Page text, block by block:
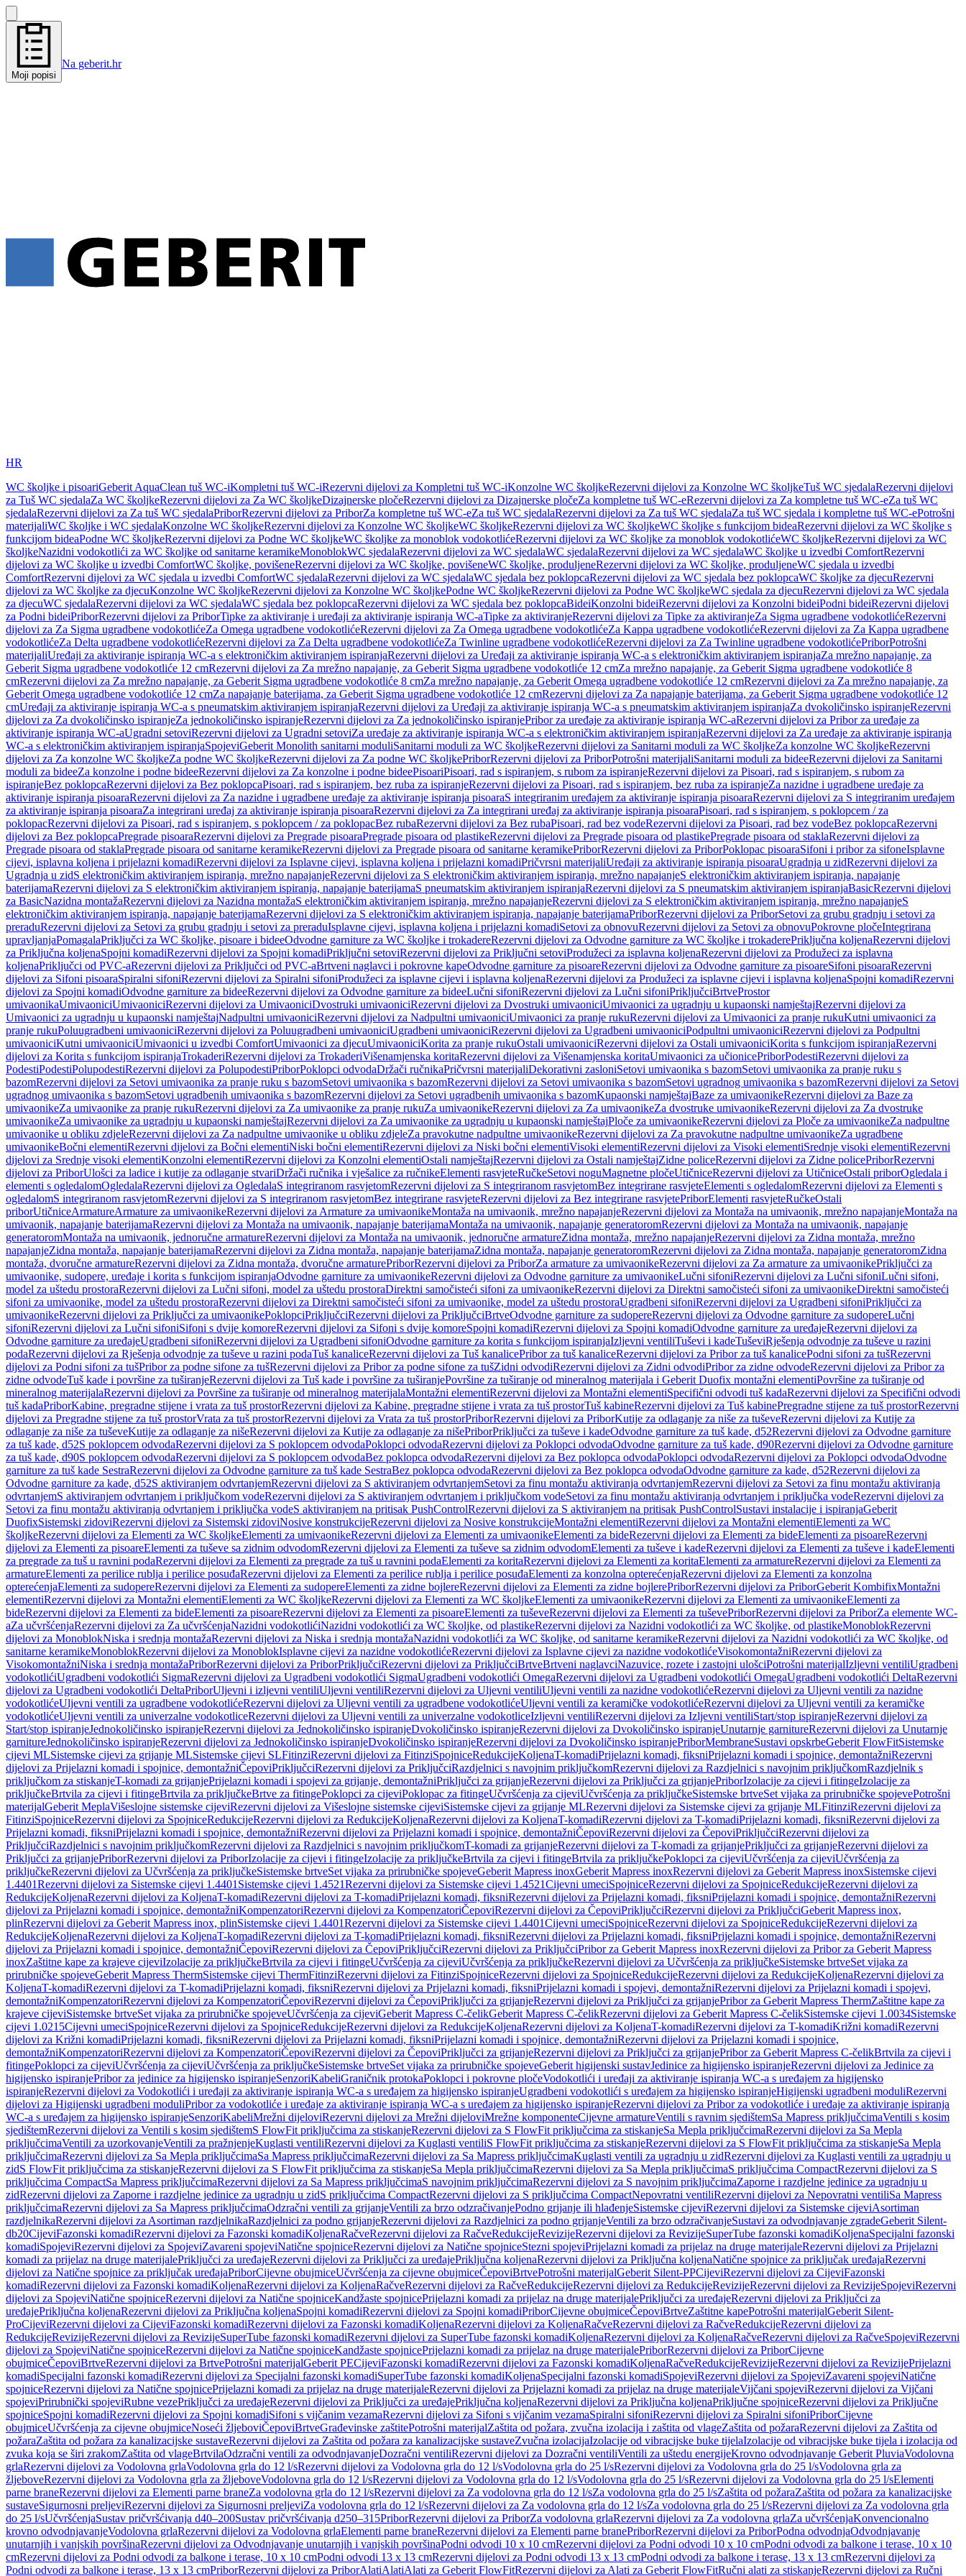
Moji popisi
Na geberit.hr
HR
WC školjke i pisoariGeberit AquaClean tuš WC-iKompletni tuš WC-iRezervni dijelovi za Kompletni tuš WC-iKonzolne WC školjkeRezervni dijelovi za Konzolne WC školjkeTuš WC sjedalaRezervni dijelovi
za Tuš WC sjedalaZa WC školjkeRezervni dijelovi za Za WC školjkeDizajnerske pločeRezervni dijelovi za Dizajnerske pločeZa kompletne tuš WC-eRezervni dijelovi za Za kompletne tuš WC-eZa tuš WC
sjedalaRezervni dijelovi za Za tuš WC sjedalaPriborRezervni dijelovi za PriborZa kompletne tuš WC-eZa tuš WC sjedalaRezervni dijelovi za Za tuš WC sjedalaZa tuš WC sjedala i kompletne tuš WC-ePotrošni
materijaliWC školjke i WC sjedalaKonzolne WC školjkeRezervni dijelovi za Konzolne WC školjkeWC školjkeRezervni dijelovi za WC školjkeWC školjke s funkcijom bideaRezervni dijelovi za WC školjke s
funkcijom bideaPodne WC školjkeRezervni dijelovi za Podne WC školjkeWC školjke za monoblok vodokotlićeRezervni dijelovi za WC školjke za monoblok vodokotlićeWC školjkeRezervni dijelovi za WC
školjkeNazidni vodokotlići za WC školjke od sanitarne keramikeMonoblokWC sjedalaRezervni dijelovi za WC sjedalaWC sjedalaRezervni dijelovi za WC sjedalaWC školjke u izvedbi ComfortRezervni
dijelovi za WC školjke u izvedbi ComfortWC školjke, povišeneRezervni dijelovi za WC školjke, povišeneWC školjke, produljeneRezervni dijelovi za WC školjke, produljeneWC sjedala u izvedbi
ComfortRezervni dijelovi za WC sjedala u izvedbi ComfortWC sjedalaRezervni dijelovi za WC sjedalaWC sjedala bez poklopcaRezervni dijelovi za WC sjedala bez poklopcaWC školjke za djecuRezervni
dijelovi za WC školjke za djecuKonzolne WC školjkeRezervni dijelovi za Konzolne WC školjkePodne WC školjkeRezervni dijelovi za Podne WC školjkeWC sjedala za djecuRezervni dijelovi za WC sjedala
za djecuWC sjedalaRezervni dijelovi za WC sjedalaWC sjedala bez poklopcaRezervni dijelovi za WC sjedala bez poklopcaBideiKonzolni bideiRezervni dijelovi za Konzolni bideiPodni bideiRezervni dijelovi
za Podni bideiPriborRezervni dijelovi za PriborTipke za aktiviranje i uređaji za aktiviranje ispiranja WC-aTipke za aktiviranjeRezervni dijelovi za Tipke za aktiviranjeZa Sigma ugradbene vodokotlićeRezervni
dijelovi za Za Sigma ugradbene vodokotlićeZa Omega ugradbene vodokotlićeRezervni dijelovi za Za Omega ugradbene vodokotlićeZa Kappa ugradbene vodokotlićeRezervni dijelovi za Za Kappa ugradbene
vodokotlićeZa Delta ugradbene vodokotlićeRezervni dijelovi za Za Delta ugradbene vodokotlićeZa Twinline ugradbene vodokotlićeRezervni dijelovi za Za Twinline ugradbene vodokotlićePriborPotrošni
materijaliUređaji za aktiviranje ispiranja WC-a s elektroničkim aktiviranjem ispiranjaRezervni dijelovi za Uređaji za aktiviranje ispiranja WC-a s elektroničkim aktiviranjem ispiranjaZa mrežno napajanje, za
Geberit Sigma ugradbene vodokotliće 12 cmRezervni dijelovi za Za mrežno napajanje, za Geberit Sigma ugradbene vodokotliće 12 cmZa mrežno napajanje, za Geberit Sigma ugradbene vodokotliće 8
cmRezervni dijelovi za Za mrežno napajanje, za Geberit Sigma ugradbene vodokotliće 8 cmZa mrežno napajanje, za Geberit Omega ugradbene vodokotliće 12 cmRezervni dijelovi za Za mrežno napajanje, za
Geberit Omega ugradbene vodokotliće 12 cmZa napajanje baterijama, za Geberit Sigma ugradbene vodokotliće 12 cmRezervni dijelovi za Za napajanje baterijama, za Geberit Sigma ugradbene vodokotliće 12
cmUređaji za aktiviranje ispiranja WC-a s pneumatskim aktiviranjem ispiranjaRezervni dijelovi za Uređaji za aktiviranje ispiranja WC-a s pneumatskim aktiviranjem ispiranjaZa dvokoličinsko ispiranjeRezervni
dijelovi za Za dvokoličinsko ispiranjeZa jednokoličinsko ispiranjeRezervni dijelovi za Za jednokoličinsko ispiranjePribor za uređaje za aktiviranje ispiranja WC-aRezervni dijelovi za Pribor za uređaje za
aktiviranje ispiranja WC-aUgradni setoviRezervni dijelovi za Ugradni setoviZa uređaje za aktiviranje ispiranja WC-a s elektroničkim aktiviranjem ispiranjaRezervni dijelovi za Za uređaje za aktiviranje ispiranja
WC-a s elektroničkim aktiviranjem ispiranjaSpojeviGeberit Monolith sanitarni moduliSanitarni moduli za WC školjkeRezervni dijelovi za Sanitarni moduli za WC školjkeZa konzolne WC školjkeRezervni
dijelovi za Za konzolne WC školjkeZa podne WC školjkeRezervni dijelovi za Za podne WC školjkePriborRezervni dijelovi za PriborPotrošni materijaliSanitarni moduli za bideeRezervni dijelovi za Sanitarni
moduli za bideeZa konzolne i podne bideeRezervni dijelovi za Za konzolne i podne bideePisoariPisoari, rad s ispiranjem, s rubom za ispiranjeRezervni dijelovi za Pisoari, rad s ispiranjem, s rubom za
ispiranjeBez poklopcaRezervni dijelovi za Bez poklopcaPisoari, rad s ispiranjem, bez ruba za ispiranjeRezervni dijelovi za Pisoari, rad s ispiranjem, bez ruba za ispiranjeZa nazidne i ugradbene uređaje za
aktiviranje ispiranja pisoaraRezervni dijelovi za Za nazidne i ugradbene uređaje za aktiviranje ispiranja pisoaraS integriranim uređajem za aktiviranje ispiranja pisoaraRezervni dijelovi za S integriranim uređajem
za aktiviranje ispiranja pisoaraZa integrirani uređaj za aktiviranje ispiranja pisoaraRezervni dijelovi za Za integrirani uređaj za aktiviranje ispiranja pisoaraPisoari, rad s ispiranjem, s poklopcem / za
poklopacRezervni dijelovi za Pisoari, rad s ispiranjem, s poklopcem / za poklopacBez rubaRezervni dijelovi za Bez rubaPisoari, rad bez vodeRezervni dijelovi za Pisoari, rad bez vodeBez poklopcaRezervni
dijelovi za Bez poklopcaPregrade pisoaraRezervni dijelovi za Pregrade pisoaraPregrade pisoara od plastikeRezervni dijelovi za Pregrade pisoara od plastikePregrade pisoara od staklaRezervni dijelovi za
Pregrade pisoara od staklaPregrade pisoara od sanitarne keramikeRezervni dijelovi za Pregrade pisoara od sanitarne keramikePriborRezervni dijelovi za PriborPoklopac pisoaraSifoni i pribor za sifoneIsplavne
cijevi, isplavna koljena i prijelazni komadiRezervni dijelovi za Isplavne cijevi, isplavna koljena i prijelazni komadiPričvrsni materijaliUređaji za aktiviranje ispiranja pisoaraUgradnja u zidRezervni dijelovi za
Ugradnja u zidS elektroničkim aktiviranjem ispiranja, mrežno napajanjeRezervni dijelovi za S elektroničkim aktiviranjem ispiranja, mrežno napajanjeS elektroničkim aktiviranjem ispiranja, napajanje
baterijamaRezervni dijelovi za S elektroničkim aktiviranjem ispiranja, napajanje baterijamaS pneumatskim aktiviranjem ispiranjaRezervni dijelovi za S pneumatskim aktiviranjem ispiranjaBasicRezervni dijelovi
za BasicNazidna montažaRezervni dijelovi za Nazidna montažaS elektroničkim aktiviranjem ispiranja, mrežno napajanjeRezervni dijelovi za S elektroničkim aktiviranjem ispiranja, mrežno napajanjeS
elektroničkim aktiviranjem ispiranja, napajanje baterijamaRezervni dijelovi za S elektroničkim aktiviranjem ispiranja, napajanje baterijamaPriborRezervni dijelovi za PriborSetovi za grubu gradnju i setovi za
preraduRezervni dijelovi za Setovi za grubu gradnju i setovi za preraduIsplavne cijevi, isplavna koljena i prijelazni komadiSetovi za obnovuRezervni dijelovi za Setovi za obnovuPokrovne pločeIntegrirana
upravljanjaPomagalaPriključci za WC školjke, pisoare i bideeOdvodne garniture za WC školjke i trokadereRezervni dijelovi za Odvodne garniture za WC školjke i trokaderePriključna koljenaRezervni dijelovi
za Priključna koljenaSpojni komadiRezervni dijelovi za Spojni komadiPriključni setoviRezervni dijelovi za Priključni setoviProdužeci za isplavna koljenaRezervni dijelovi za Produžeci za isplavna
koljenaPriključci od PVC-aRezervni dijelovi za Priključci od PVC-aBrtveni naglavci i pokrovne kapeOdvodne garniture za pisoareRezervni dijelovi za Odvodne garniture za pisoareSifoni pisoaraRezervni
dijelovi za Sifoni pisoaraSpiralni sifoniRezervni dijelovi za Spiralni sifoniProdužeci za isplavne cijevi i isplavna koljenaRezervni dijelovi za Produžeci za isplavne cijevi i isplavna koljenaSpojni komadiRezervni
dijelovi za Spojni komadiOdvodne garniture za bideeRezervni dijelovi za Odvodne garniture za bideeLučni sifoniRezervni dijelovi za Lučni sifoniPriključciBrtveProstor
umivaonikaUmivaoniciUmivaoniciRezervni dijelovi za UmivaoniciDvostruki umivaoniciRezervni dijelovi za Dvostruki umivaoniciUmivaonici za ugradnju u kupaonski namještajRezervni dijelovi za
Umivaonici za ugradnju u kupaonski namještajNadpultni umivaoniciRezervni dijelovi za Nadpultni umivaoniciUmivaonici za pranje rukuRezervni dijelovi za Umivaonici za pranje rukuKutni umivaonici za
pranje rukuPoluugradbeni umivaoniciRezervni dijelovi za Poluugradbeni umivaoniciUgradbeni umivaoniciRezervni dijelovi za Ugradbeni umivaoniciPodpultni umivaoniciRezervni dijelovi za Podpultni
umivaoniciKutni umivaoniciUmivaonici u izvedbi ComfortUmivaonici za djecuUmivaoniciKorita za pranje rukuOstali umivaoniciRezervni dijelovi za Ostali umivaoniciKorita s funkcijom ispiranjaRezervni
dijelovi za Korita s funkcijom ispiranjaTrokaderiRezervni dijelovi za TrokaderiVišenamjenska koritaRezervni dijelovi za Višenamjenska koritaUmivaonici za učionicePriborPodestiRezervni dijelovi za
PodestiPodestiPolupodestiRezervni dijelovi za PolupodestiPriborPoklopci odvodaDržači ručnikaPričvrsni materijaliDekorativni zasloniSetovi umivaonika s bazomSetovi umivaonika za pranje ruku s
bazomRezervni dijelovi za Setovi umivaonika za pranje ruku s bazomSetovi umivaonika s bazomRezervni dijelovi za Setovi umivaonika s bazomSetovi ugradnog umivaonika s bazomRezervni dijelovi za Setovi
ugradnog umivaonika s bazomSetovi ugradbenih umivaonika s bazomRezervni dijelovi za Setovi ugradbenih umivaonika s bazomKupaonski namještajBaze za umivaonikeRezervni dijelovi za Baze za
umivaonikeZa umivaonike za pranje rukuRezervni dijelovi za Za umivaonike za pranje rukuZa umivaonikeRezervni dijelovi za Za umivaonikeZa dvostruke umivaonikeRezervni dijelovi za Za dvostruke
umivaonikeZa umivaonike za ugradnju u kupaonski namještajRezervni dijelovi za Za umivaonike za ugradnju u kupaonski namještajPloče za umivaonikeRezervni dijelovi za Ploče za umivaonikeZa nadpultne
umivaonike u obliku zdjeleRezervni dijelovi za Za nadpultne umivaonike u obliku zdjeleZa pravokutne nadpultne umivaonikeRezervni dijelovi za Za pravokutne nadpultne umivaonikeZa ugradbene
umivaonikeBočni elementiRezervni dijelovi za Bočni elementiNiski bočni elementiRezervni dijelovi za Niski bočni elementiVisoki elementiRezervni dijelovi za Visoki elementiSrednje visoki elementiRezervni
dijelovi za Srednje visoki elementiKonzolni elementiRezervni dijelovi za Konzolni elementiOstali namještajRezervni dijelovi za Ostali namještajZidne policeRezervni dijelovi za Zidne policePriborRezervni
dijelovi za PriborUlošci za ladice i kutije za odlaganje stvariDržači ručnika i vješalice za ručnikeElementi rasvjeteRučkeSetovi noguMagnetne pločeUtičniceRezervni dijelovi za UtičniceOstali priborOgledala i
elementi s ogledalomOgledalaRezervni dijelovi za OgledalaS integriranom rasvjetomRezervni dijelovi za S integriranom rasvjetomBez integrirane rasvjeteElementi s ogledalomRezervni dijelovi za Elementi s
ogledalomS integriranom rasvjetomRezervni dijelovi za S integriranom rasvjetomBez integrirane rasvjeteRezervni dijelovi za Bez integrirane rasvjetePriborElementi rasvjeteRučkeOstali
priborUtičniceArmatureArmature za umivaonikeRezervni dijelovi za Armature za umivaonikeMontaža na umivaonik, mrežno napajanjeRezervni dijelovi za Montaža na umivaonik, mrežno napajanjeMontaža na
umivaonik, napajanje baterijamaRezervni dijelovi za Montaža na umivaonik, napajanje baterijamaMontaža na umivaonik, napajanje generatoromRezervni dijelovi za Montaža na umivaonik, napajanje
generatoromMontaža na umivaonik, jednoručne armatureRezervni dijelovi za Montaža na umivaonik, jednoručne armatureZidna montaža, mrežno napajanjeRezervni dijelovi za Zidna montaža, mrežno
napajanjeZidna montaža, napajanje baterijamaRezervni dijelovi za Zidna montaža, napajanje baterijamaZidna montaža, napajanje generatoromRezervni dijelovi za Zidna montaža, napajanje generatoromZidna
montaža, dvoručne armatureRezervni dijelovi za Zidna montaža, dvoručne armaturePriborRezervni dijelovi za PriborZa armature za umivaonikeRezervni dijelovi za Za armature za umivaonikePriključci za
umivaonike, sudopere, uređaje i korita s funkcijom ispiranjaOdvodne garniture za umivaonikeRezervni dijelovi za Odvodne garniture za umivaonikeLučni sifoniRezervni dijelovi za Lučni sifoniLučni sifoni,
model za uštedu prostoraRezervni dijelovi za Lučni sifoni, model za uštedu prostoraDirektni samočisteći sifoni za umivaonikeRezervni dijelovi za Direktni samočisteći sifoni za umivaonikeDirektni samočisteći
sifoni za umivaonike, model za uštedu prostoraRezervni dijelovi za Direktni samočisteći sifoni za umivaonike, model za uštedu prostoraUgradbeni sifoniRezervni dijelovi za Ugradbeni sifoniPriključci za
umivaonikeRezervni dijelovi za Priključci za umivaonikePoklopciPriključciRezervni dijelovi za PriključciBrtveOdvodne garniture za sudopereRezervni dijelovi za Odvodne garniture za sudopereLučni
sifoniRezervni dijelovi za Lučni sifoniSifoni s dvije komoreRezervni dijelovi za Sifoni s dvije komoreSpojni komadiRezervni dijelovi za Spojni komadiOdvodne garniture za uređajeRezervni dijelovi za
Odvodne garniture za uređajeUgradbeni sifoniRezervni dijelovi za Ugradbeni sifoniOdvodne garniture za korita s funkcijom ispiranjaIzljevni ventiliTuševi i kadeTuševiRješenja odvodnje za tuševe u razini
podaRezervni dijelovi za Rješenja odvodnje za tuševe u razini podaTuš kanaliceRezervni dijelovi za Tuš kanalicePribor za tuš kanaliceRezervni dijelovi za Pribor za tuš kanalicePodni sifoni za tušRezervni
dijelovi za Podni sifoni za tušPribor za podne sifone za tušRezervni dijelovi za Pribor za podne sifone za tušZidni odvodiRezervni dijelovi za Zidni odvodiPribor za zidne odvodeRezervni dijelovi za Pribor za
zidne odvodeTuš kade i površine za tuširanjeRezervni dijelovi za Tuš kade i površine za tuširanjePovršine za tuširanje od mineralnog materijala i Geberit Duofix montažni elementiPovršine za tuširanje od
mineralnog materijalaRezervni dijelovi za Površine za tuširanje od mineralnog materijalaMontažni elementiRezervni dijelovi za Montažni elementiSpecifični odvodi tuš kadaRezervni dijelovi za Specifični odvodi
tuš kadaPriborKabine, pregradne stijene i vrata za tuš prostorRezervni dijelovi za Kabine, pregradne stijene i vrata za tuš prostorTuš kabineRezervni dijelovi za Tuš kabinePregradne stijene za tuš prostorRezervni
dijelovi za Pregradne stijene za tuš prostorVrata za tuš prostorRezervni dijelovi za Vrata za tuš prostorPriborRezervni dijelovi za PriborKutije za odlaganje za niše za tuševeRezervni dijelovi za Kutije za
odlaganje za niše za tuševeKutije za odlaganje za nišeRezervni dijelovi za Kutije za odlaganje za nišePriborPriključci za tuševe i kadeOdvodne garniture za tuš kade, d52Rezervni dijelovi za Odvodne garniture
za tuš kade, d52S poklopcem odvodaRezervni dijelovi za S poklopcem odvodaPoklopci odvodaRezervni dijelovi za Poklopci odvodaOdvodne garniture za tuš kade, d90Rezervni dijelovi za Odvodne garniture
za tuš kade, d90S poklopcem odvodaRezervni dijelovi za S poklopcem odvodaBez poklopca odvodaRezervni dijelovi za Bez poklopca odvodaPoklopci odvodaRezervni dijelovi za Poklopci odvodaOdvodne
garniture za tuš kade SestraRezervni dijelovi za Odvodne garniture za tuš kade SestraBez poklopca odvodaRezervni dijelovi za Bez poklopca odvodaOdvodne garniture za kade, d52Rezervni dijelovi za
Odvodne garniture za kade, d52S aktiviranjem odvrtanjemRezervni dijelovi za S aktiviranjem odvrtanjemSetovi za finu montažu aktiviranja odvrtanjemRezervni dijelovi za Setovi za finu montažu aktiviranja
odvrtanjemS aktiviranjem odvrtanjem i priključkom vodeRezervni dijelovi za S aktiviranjem odvrtanjem i priključkom vodeSetovi za finu montažu aktiviranja odvrtanjem i priključka vodeRezervni dijelovi za
Setovi za finu montažu aktiviranja odvrtanjem i priključka vodeS aktiviranjem na pritisak PushControlRezervni dijelovi za S aktiviranjem na pritisak PushControlSustavi instalacije i ispiranjaGeberit
DuofixSistemski zidoviRezervni dijelovi za Sistemski zidoviNosive konstrukcijeRezervni dijelovi za Nosive konstrukcijeMontažni elementiRezervni dijelovi za Montažni elementiElementi za WC
školjkeRezervni dijelovi za Elementi za WC školjkeElementi za umivaonikeRezervni dijelovi za Elementi za umivaonikeElementi za bideRezervni dijelovi za Elementi za bideElementi za pisoareRezervni
dijelovi za Elementi za pisoareElementi za tuševe sa zidnim odvodomRezervni dijelovi za Elementi za tuševe sa zidnim odvodomElementi za tuševe i kadeRezervni dijelovi za Elementi za tuševe i kadeElementi
za pregrade za tuš u ravnini podaRezervni dijelovi za Elementi za pregrade za tuš u ravnini podaElementi za koritaRezervni dijelovi za Elementi za koritaElementi za armatureRezervni dijelovi za Elementi za
armatureElementi za perilice rublja i perilice posuđaRezervni dijelovi za Elementi za perilice rublja i perilice posuđaElementi za konzolna opterećenjaRezervni dijelovi za Elementi za konzolna
opterećenjaElementi za sudopereRezervni dijelovi za Elementi za sudopereElementi za zidne bojlereRezervni dijelovi za Elementi za zidne bojlerePriborRezervni dijelovi za PriborGeberit KombifixMontažni
elementiRezervni dijelovi za Montažni elementiElementi za WC školjkeRezervni dijelovi za Elementi za WC školjkeElementi za umivaonikeRezervni dijelovi za Elementi za umivaonikeElementi za
bideRezervni dijelovi za Elementi za bideElementi za pisoareRezervni dijelovi za Elementi za pisoareElementi za tuševeRezervni dijelovi za Elementi za tuševePriborRezervni dijelovi za PriborZa elemente WC-
aZa učvršćenjaRezervni dijelovi za Za učvršćenjaNazidni vodokotlićiNazidni vodokotlići za WC školjke, od plastikeRezervni dijelovi za Nazidni vodokotlići za WC školjke, od plastikeMonoblokRezervni
dijelovi za MonoblokNiska i srednja montažaRezervni dijelovi za Niska i srednja montažaNazidni vodokotlići za WC školjke, od sanitarne keramikeRezervni dijelovi za Nazidni vodokotlići za WC školjke, od
sanitarne keramikeMonoblokRezervni dijelovi za MonoblokIsplavne cijevi za nazidne vodokotlićeRezervni dijelovi za Isplavne cijevi za nazidne vodokotlićeVisokomontažniRezervni dijelovi za
VisokomontažniNiska i srednja montažaPriborRezervni dijelovi za PriborPriključciRezervni dijelovi za PriključciBrtveBrtveni naglavciNazuvice, rozete i zastojni ulošciPotrošni materijalIzljevni ventiliUgradbeni
vodokotlićiUgradbeni vodokotlići SigmaRezervni dijelovi za Ugradbeni vodokotlići SigmaUgradbeni vodokotlići OmegaRezervni dijelovi za Ugradbeni vodokotlići OmegaUgradbeni vodokotlići DeltaRezervni
dijelovi za Ugradbeni vodokotlići DeltaPriborUljevni i izljevni ventiliUljevni ventiliRezervni dijelovi za Uljevni ventiliUljevni ventili za nazidne vodokotlićeRezervni dijelovi za Uljevni ventili za nazidne
vodokotlićeUljevni ventili za ugradbene vodokotlićeRezervni dijelovi za Uljevni ventili za ugradbene vodokotlićeUljevni ventili za keramičke vodokotlićeRezervni dijelovi za Uljevni ventili za keramičke
vodokotlićeUljevni ventili za univerzalne vodokotliceRezervni dijelovi za Uljevni ventili za univerzalne vodokotliceIzljevni ventiliRezervni dijelovi za Izljevni ventiliStart/stop ispiranjeRezervni dijelovi za
Start/stop ispiranjeJednokoličinsko ispiranjeRezervni dijelovi za Jednokoličinsko ispiranjeDvokoličinsko ispiranjeRezervni dijelovi za Dvokoličinsko ispiranjeUnutarnje garnitureRezervni dijelovi za Unutarnje
garnitureJednokoličinsko ispiranjeRezervni dijelovi za Jednokoličinsko ispiranjeDvokoličinsko ispiranjeRezervni dijelovi za Dvokoličinsko ispiranjePriborMembraneSustavi opskrbeGeberit FlowFitSistemske
cijevi MLSistemske cijevi za grijanje MLSistemske cijevi SLFitinziRezervni dijelovi za FitinziSpojniceRedukcijeKoljenaT-komadiPrijelazni komadi, fiksniPrijelazni komadi i spojnice, demontažniRezervni
dijelovi za Prijelazni komadi i spojnice, demontažniČepoviPriključciRezervni dijelovi za PriključciRazdjelnici s navojnim priključkomRezervni dijelovi za Razdjelnici s navojnim priključkomRazdjelnik s
priključkom za stiskanjeT-komadi za grijanjePrijelazni komadi i spojevi za grijanje, demontažniPriključci za grijanjeRezervni dijelovi za Priključci za grijanjePriborIzolacije za cijevi i fitingeIzolacije za
priključkeBrtvila za cijevi i fitingeBrtvila za priključkeBrtve za fitingePoklopci za cijeviPoklopac za fitingeUčvršćenja za cijeviUčvršćenja za priključkeSistemske brtveSet vijaka za prirubničke spojevePotrošni
materijalGeberit MeplaVišeslojne sistemske cijeviRezervni dijelovi za Višeslojne sistemske cijeviSistemske cijevi za grijanje MLRezervni dijelovi za Sistemske cijevi za grijanje MLFitinziRezervni dijelovi za
FitinziSpojniceRezervni dijelovi za SpojniceRedukcijeRezervni dijelovi za RedukcijeKoljenaRezervni dijelovi za KoljenaT-komadiRezervni dijelovi za T-komadiPrijelazni komadi, fiksniRezervni dijelovi za
Prijelazni komadi, fiksniPrijelazni komadi i spojnice, demontažniRezervni dijelovi za Prijelazni komadi i spojnice, demontažniČepoviRezervni dijelovi za ČepoviPriključciRezervni dijelovi za
PriključciRazdjelnici s navojnim priključkomRezervni dijelovi za Razdjelnici s navojnim priključkomT-komadi za grijanjeRezervni dijelovi za T-komadi za grijanjePriključci za grijanjeRezervni dijelovi za
Priključci za grijanjePriborRezervni dijelovi za PriborIzolacije za cijevi i fitingeIzolacije za priključkeBrtvila za cijevi i fitingeBrtvila za priključkePoklopci za cijeviUčvršćenja za cijeviUčvršćenja za
priključkeRezervni dijelovi za Učvršćenja za priključkeSistemske brtveSet vijaka za prirubničke spojeveGeberit Mapress inoxGeberit Mapress inoxRezervni dijelovi za Geberit Mapress inoxSistemske cijevi
1.4401Rezervni dijelovi za Sistemske cijevi 1.4401 Sistemske cijevi 1.4521Rezervni dijelovi za Sistemske cijevi 1.4521Cijevni umeciSpojniceRezervni dijelovi za SpojniceRedukcijeRezervni dijelovi za
RedukcijeKoljenaRezervni dijelovi za KoljenaT-komadiRezervni dijelovi za T-komadiPrijelazni komadi, fiksniRezervni dijelovi za Prijelazni komadi, fiksniPrijelazni komadi i spojnice, demontažniRezervni
dijelovi za Prijelazni komadi i spojnice, demontažniKompenzatoriRezervni dijelovi za KompenzatoriČepoviRezervni dijelovi za ČepoviPriključciRezervni dijelovi za PriključciGeberit Mapress inox,
plinRezervni dijelovi za Geberit Mapress inox, plinSistemske cijevi 1.4401Rezervni dijelovi za Sistemske cijevi 1.4401Cijevni umeciSpojniceRezervni dijelovi za SpojniceRedukcijeRezervni dijelovi za
RedukcijeKoljenaRezervni dijelovi za KoljenaT-komadiRezervni dijelovi za T-komadiPrijelazni komadi, fiksniRezervni dijelovi za Prijelazni komadi, fiksniPrijelazni komadi i spojnice, demontažniRezervni
dijelovi za Prijelazni komadi i spojnice, demontažniČepoviRezervni dijelovi za ČepoviPriključciRezervni dijelovi za PriključciPribor za Geberit Mapress inoxRezervni dijelovi za Pribor za Geberit Mapress
inoxZaštitne kape za krajeve cijeviIzolacije za priključkeBrtvila za cijevi i fitingeUčvršćenja za cijeviUčvršćenja za priključkeRezervni dijelovi za Učvršćenja za priključkeSistemske brtveSet vijaka za
prirubničke spojeveGeberit Mapress ThermSistemske cijevi ThermFitinziRezervni dijelovi za FitinziSpojniceRezervni dijelovi za SpojniceRedukcijeRezervni dijelovi za RedukcijeKoljenaRezervni dijelovi za
KoljenaT-komadiRezervni dijelovi za T-komadiPrijelazni komadi, fiksniRezervni dijelovi za Prijelazni komadi, fiksniPrijelazni komadi i spojevi, demontažniRezervni dijelovi za Prijelazni komadi i spojevi,
demontažniKompenzatoriRezervni dijelovi za KompenzatoriČepoviRezervni dijelovi za ČepoviPriključci za grijanjeRezervni dijelovi za Priključci za grijanjePribor za Geberit Mapress ThermZaštitne kape za
krajeve cijeviSistemske brtveSet vijaka za prirubničke spojeveUčvršćenja za cijeviGeberit Mapress C-čelikGeberit Mapress C-čelikRezervni dijelovi za Geberit Mapress C-čelikSistemske cijevi 1.0034Sistemske
cijevi 1.0215Cijevni umeciSpojniceRezervni dijelovi za SpojniceRedukcijeRezervni dijelovi za RedukcijeKoljenaRezervni dijelovi za KoljenaT-komadiRezervni dijelovi za T-komadiKrižni komadiRezervni
dijelovi za Križni komadiPrijelazni komadi, fiksniRezervni dijelovi za Prijelazni komadi, fiksniPrijelazni komadi i spojnice, demontažniRezervni dijelovi za Prijelazni komadi i spojnice,
demontažniKompenzatoriRezervni dijelovi za KompenzatoriČepoviRezervni dijelovi za ČepoviPriključci za grijanjeRezervni dijelovi za Priključci za grijanjePribor za Geberit Mapress C-čelikBrtvila za cijevi i
fitingePoklopci za cijeviUčvršćenja za cijeviUčvršćenja za priključkeSistemske brtveSet vijaka za prirubničke spojeveGeberit higijenski sustavJedinice za higijensko ispiranjeRezervni dijelovi za Jedinice za
higijensko ispiranjePribor za jedinice za higijensko ispiranjeSenzoriKabeliGraničnik protokaPoklopci i pokrovne pločeVodokotlići i uređaji za aktiviranje ispiranja WC-a s uređajem za higijensko
ispiranjeRezervni dijelovi za Vodokotlići i uređaji za aktiviranje ispiranja WC-a s uređajem za higijensko ispiranjeUgradbeni vodokotlići s uređajem za higijensko ispiranjeHigijenski ugradbeni moduliRezervni
dijelovi za Higijenski ugradbeni moduliPribor za vodokotliće i uređaje za aktiviranje ispiranja WC-a s uređajem za higijensko ispiranjeRezervni dijelovi za Pribor za vodokotliće i uređaje za aktiviranje ispiranja
WC-a s uređajem za higijensko ispiranjeSenzoriKabeliMrežni dijeloviRezervni dijelovi za Mrežni dijeloviMrežne komponenteCijevne armatureVentili s ravnim sjedištemSa Mapress priključcimaVentili s kosim
sjedištemRezervni dijelovi za Ventili s kosim sjedištemS FlowFit priključcima za stiskanjeRezervni dijelovi za S FlowFit priključcima za stiskanjeSa Mepla priključcimaRezervni dijelovi za Sa Mepla
priključcimaVentili za uzorkovanjeVentili za pražnjenjeKuglasti ventiliRezervni dijelovi za Kuglasti ventiliS FlowFit priključcima za stiskanjeRezervni dijelovi za S FlowFit priključcima za stiskanjeSa Mepla
priključcimaRezervni dijelovi za Sa Mepla priključcimaSa Mapress priključcimaRezervni dijelovi za Sa Mapress priključcimaKuglasti ventili za ugradnju u zidRezervni dijelovi za Kuglasti ventili za ugradnju u
zidS FlowFit priključcima za stiskanjeRezervni dijelovi za S FlowFit priključcima za stiskanjeSa Mepla priključcimaRezervni dijelovi za Sa Mepla priključcimaS priključcima CompactRezervni dijelovi za S
priključcima CompactSa Mapress priključcimaRezervni dijelovi za Sa Mapress priključcimaS navojnim priključcimaRezervni dijelovi za S navojnim priključcimaZaporne i razdjelne jedinice za ugradnju u
zidRezervni dijelovi za Zaporne i razdjelne jedinice za ugradnju u zidS priključcima CompactRezervni dijelovi za S priključcima CompactNepovratni ventiliRezervni dijelovi za Nepovratni ventiliSa Mapress
priključcimaRezervni dijelovi za Sa Mapress priključcimaOdzračni ventili za grijanjeVentili za brzo odzračivanjePodno grijanje ili hlađenjeSistemske cijeviRezervni dijelovi za Sistemske cijeviAsortiman
razdjelnikaRezervni dijelovi za Asortiman razdjelnikaRazdjelnici za podno grijanjeRezervni dijelovi za Razdjelnici za podno grijanjeVentili za brzo odzračivanjeSustavi za odvodnjavanje zgradeGeberit Silent-
db20CijeviFazonski komadiRezervni dijelovi za Fazonski komadiKoljenaRačveRezervni dijelovi za RačveRedukcijeRevizijeRezervni dijelovi za RevizijeSuperTube fazonski komadiKoljenaSpecijalni fazonski
komadiSpojeviRezervni dijelovi za SpojeviZavareni spojeviNatične spojniceRezervni dijelovi za Natične spojniceStezni spojeviPrijelazni komadi za prijelaz na druge materijaleRezervni dijelovi za Prijelazni
komadi za prijelaz na druge materijalePriključci za uređajeRezervni dijelovi za Priključci za uređajePriključna koljenaRezervni dijelovi za Priključna koljenaNatične spojnice za priključak uređajaRezervni
dijelovi za Natične spojnice za priključak uređajaPriborCijevne obujmiceUčvršćenja za cijevne obujmiceČepoviBrtvePotrošni materijalGeberit Silent-PPCijeviRezervni dijelovi za CijeviFazonski
komadiRezervni dijelovi za Fazonski komadiKoljenaRezervni dijelovi za KoljenaRačveRezervni dijelovi za RačveRedukcijeRezervni dijelovi za RedukcijeRevizijeRezervni dijelovi za RevizijeSpojeviRezervni
dijelovi za SpojeviNatične spojniceRezervni dijelovi za Natične spojniceKandžaste spojnicePrijelazni komadi za prijelaz na druge materijalePriključci za uređajeRezervni dijelovi za Priključci za
uređajePriključna koljenaRezervni dijelovi za Priključna koljenaSpojni komadiRezervni dijelovi za Spojni komadiPriborCijevne obujmiceČepoviBrtveZaštitne kapePotrošni materijalGeberit Silent-
ProCijeviRezervni dijelovi za CijeviFazonski komadiRezervni dijelovi za Fazonski komadiKoljenaRezervni dijelovi za KoljenaRačveRezervni dijelovi za RačveRedukcijeRezervni dijelovi za
RedukcijeRevizijeRezervni dijelovi za RevizijeSuperTube fazonski komadiRezervni dijelovi za SuperTube fazonski komadiKoljenaRezervni dijelovi za KoljenaRačveRezervni dijelovi za RačveSpojeviRezervni
dijelovi za SpojeviNatične spojniceRezervni dijelovi za Natične spojniceKandžaste spojnicePrijelazni komadi za prijelaz na druge materijalePriborRezervni dijelovi za PriborCijevne
obujmiceČepoviBrtveRezervni dijelovi za BrtvePotrošni materijalGeberit PECijeviFazonski komadiRezervni dijelovi za Fazonski komadiKoljenaRačveRedukcijeRevizijeRezervni dijelovi za RevizijePrijelazni
komadiSpecijalni fazonski komadiRezervni dijelovi za Specijalni fazonski komadiSuperTube fazonski komadiKoljenaSpecijalni fazonski komadiSpojeviRezervni dijelovi za SpojeviZavareni spojeviNatične
spojniceRezervni dijelovi za Natične spojnicePrijelazni komadi za prijelaz na druge materijaleRezervni dijelovi za Prijelazni komadi za prijelaz na druge materijaleVijčani spojeviRezervni dijelovi za Vijčani
spojeviPrirubnički spojeviRubne vezePriključci za uređajeRezervni dijelovi za Priključci za uređajePriključna koljenaRezervni dijelovi za Priključna koljenaPriključne spojniceRezervni dijelovi za Priključne
spojniceSpojni komadiRezervni dijelovi za Spojni komadiSifoni s vijčanim vezamaRezervni dijelovi za Sifoni s vijčanim vezamaSpiralni sifoniRezervni dijelovi za Spiralni sifoniPriborCijevne
obujmiceUčvršćenja za cijevne obujmiceNoseći žljeboviČepoviBrtveGrađevinske zaštitePotrošni materijalZaštita od požara, zvučna izolacija i zaštita od vlageZaštita od požaraRezervni dijelovi za Zaštita od
požaraZaštita od požara za kanalizacijske sustaveRezervni dijelovi za Zaštita od požara za kanalizacijske sustaveZvučna izolacijaIzolacije od vibracijske buke tijelaIzolacije od vibracijske buke tijela i izolacija od
zvuka koja se širi zrakomZaštita od vlageBrtvilaOdzračni ventili za odvodnjavanjeDozračni ventiliRezervni dijelovi za Dozračni ventiliVentili za uštedu energijeKrovno odvodnjavanje Geberit PluviaVodolovna
grlaRezervni dijelovi za Vodolovna grlaVodolovna grla do 12 l/sRezervni dijelovi za Vodolovna grla do 12 l/sVodolovna grla do 25 l/sRezervni dijelovi za Vodolovna grla do 25 l/sVodolovna grla za
žljeboveRezervni dijelovi za Vodolovna grla za žljeboveVodolovna grla do 12 l/sRezervni dijelovi za Vodolovna grla do 12 l/sVodolovna grla do 25 l/sRezervni dijelovi za Vodolovna grla do 25 l/sElementi
parne braneRezervni dijelovi za Elementi parne braneZa vodolovna grla do 12 l/sRezervni dijelovi za Za vodolovna grla do 12 l/sZa vodolovna grla do 25 l/sZaštita od požaraZaštita od požara za kanalizacijske
sustaveSigurnosni preljeviRezervni dijelovi za Sigurnosni preljeviZa vodolovna grla do 12 l/sRezervni dijelovi za Za vodolovna grla do 12 l/sZa vodolovna grla do 25 l/sRezervni dijelovi za Za vodolovna grla
do 25 l/sUčvršćenjaSustav pričvršćivanja d40–200Sustav pričvršćivanja d250–315PriborRezervni dijelovi za PriborZa vodolovna grlaRezervni dijelovi za Za vodolovna grlaZa učvršćenjaKonvencionalno
krovno odvodnjavanjeVodolovna grlaRezervni dijelovi za Vodolovna grlaElementi parne braneRezervni dijelovi za Elementi parne branePriborRezervni dijelovi za PriborPodna odvodnjaOdvodnjavanje
unutarnjih i vanjskih površinaRezervni dijelovi za Odvodnjavanje unutarnjih i vanjskih površinaPodni odvodi 10 x 10 cmRezervni dijelovi za Podni odvodi 10 x 10 cmPodni odvodi za balkone i terase, 10 x 10
cmRezervni dijelovi za Podni odvodi za balkone i terase, 10 x 10 cmPodni odvodi 13 x 13 cmRezervni dijelovi za Podni odvodi 13 x 13 cmPodni odvodi za balkone i terase, 13 x 13 cmRezervni dijelovi za
Podni odvodi za balkone i terase, 13 x 13 cmPriborRezervni dijelovi za PriborAlatiAlatiAlati za Geberit FlowFitRezervni dijelovi za Alati za Geberit FlowFitRučni alati za stiskanjeRezervni dijelovi za Ručni